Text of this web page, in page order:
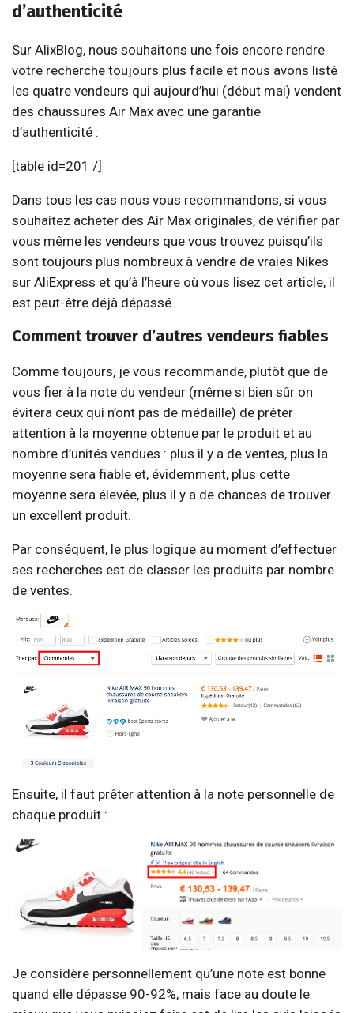
d’authenticité
Sur AlixBlog, nous souhaitons une fois encore rendre
votre recherche toujours plus facile et nous avons listé
les quatre vendeurs qui aujourd’hui (début mai) vendent
des chaussures Air Max avec une garantie
d’authenticité :
[table id=201 /]
Dans tous les cas nous vous recommandons, si vous
souhaitez acheter des Air Max originales, de vérifier par
vous même les vendeurs que vous trouvez puisqu’ils
sont toujours plus nombreux à vendre de vraies Nikes
sur AliExpress et qu’à l’heure où vous lisez cet article, il
est peut-être déjà dépassé.
Comment trouver d’autres vendeurs fiables
Comme toujours, je vous recommande, plutôt que de
vous fier à la note du vendeur (même si bien sûr on
évitera ceux qui n’ont pas de médaille) de prêter
attention à la moyenne obtenue par le produit et au
nombre d’unités vendues : plus il y a de ventes, plus la
moyenne sera fiable et, évidemment, plus cette
moyenne sera élevée, plus il y a de chances de trouver
un excellent produit.
Par conséquent, le plus logique au moment d’effectuer
ses recherches est de classer les produits par nombre
de ventes.
Ensuite, il faut prêter attention à la note personnelle de
chaque produit :
Je considère personnellement qu’une note est bonne
quand elle dépasse 90-92%, mais face au doute le